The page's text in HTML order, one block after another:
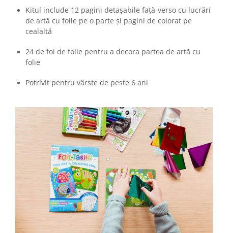
Kitul include 12 pagini detașabile față-verso cu lucrări
de artă cu folie pe o parte și pagini de colorat pe
cealaltă
24 de foi de folie pentru a decora partea de artă cu
folie
Potrivit pentru vârste de peste 6 ani